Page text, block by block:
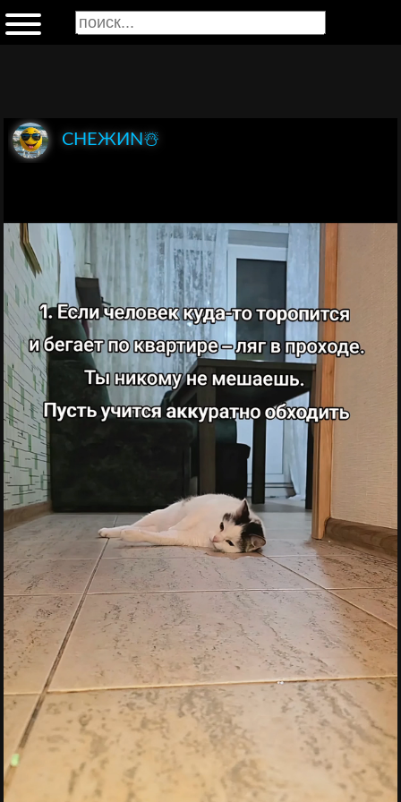
СНЕЖИN☃️